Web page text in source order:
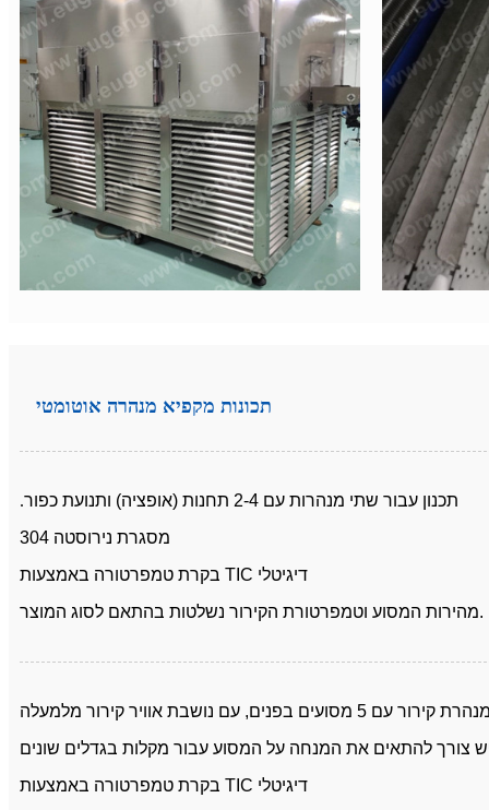
תכונות מקפיא מנהרה אוטומטי
.
תכנון עבור שתי מנהרות עם 2-4 תחנות (אופציה) ותנועת כפור
מסגרת נירוסטה 304
בקרת טמפרטורה באמצעות TIC דיגיטלי
מהירות המסוע וטמפרטורת הקירור נשלטות בהתאם לסוג המוצר.
בקרת טמפרטורה באמצעות TIC דיגיטלי